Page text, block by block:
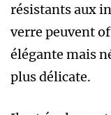
résistants aux
verre peuvent
élégante mais
plus délicate.